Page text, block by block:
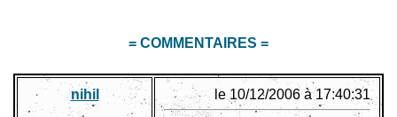
= COMMENTAIRES =
nihil le 10/12/2006 à 17:40:31